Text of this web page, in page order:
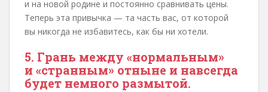
и на новой родине и постоянно сравнивать цены.
Теперь эта привычка — та часть вас, от которой
вы никогда не избавитесь, как бы ни хотели.
5. Грань между «нормальным»
и «странным» отныне и навсегда
будет немного размытой.